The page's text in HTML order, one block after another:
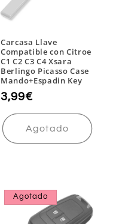
Carcasa Llave
Compatible con Citroe
C1 C2 C3 C4 Xsara
Berlingo Picasso Case
Mando+Espadin Key
Precio
habitual
3,99€
Agotado
Agotado